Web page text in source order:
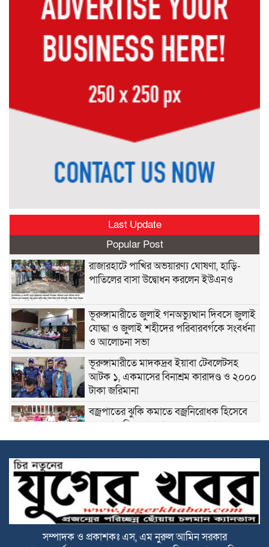
Last Update
Popular Post
রাজারহাটে পাখির অভয়ারণ্য ঘোষণা, হাড়ি-
পাতিলের বাসা উদ্বোধন করলেন ইউএনও
ভূরুঙ্গামারীতে জুলাই গনঅভ্যুত্থান দিবসে জুলাই
যোদ্ধা ও জুলাই শহীদের পরিবারবর্গকে সংবর্ধনা
ও আলোচনা সভা
ভূরুঙ্গামারীতে মাদকদ্রব ইয়াবা টেবলেটসহ
আটক ১, একমাসের বিনাশ্রম কারাদণ্ড ও ২০০০
টাকা জরিমানা
বজ্রপাতের ঝুকি কমাতে বজ্রনিরোধক হিসেবে
দেড় শতাধিক তাল গাছের চারা রোপণ
২০ আগস্ট রাষ্ট্রপতি নির্বাচন
ফ্যাসিবাদবিরোধী আন্দোলনে হত্যাকাণ্ডের বিচার
হবে স্বচ্ছ ও নিরপেক্ষ: প্রধানমন্ত্রী
সম্পাদক ও প্রকাশকঃ এস, এম নুরুল আমিন সরকার